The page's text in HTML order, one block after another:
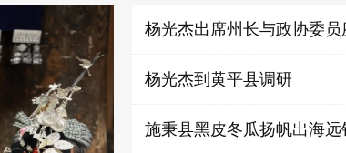
杨光杰出席州长与政协委员
杨光杰到黄平县调研
施秉县黑皮冬瓜扬帆出海远